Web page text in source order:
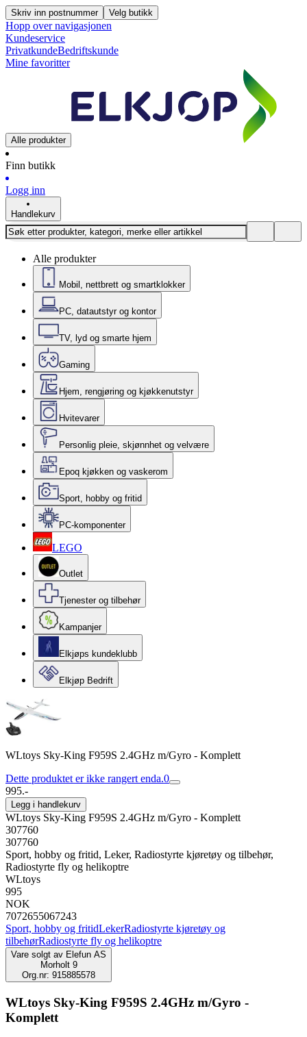
Skriv inn postnummer Velg butikk
Hopp over navigasjonen
Kundeservice
PrivatkundeBedriftskunde
Mine favoritter
Alle produkter
Finn butikk
Logg inn
Handlekurv
Alle produkter
Mobil, nettbrett og smartklokker
PC, datautstyr og kontor
TV, lyd og smarte hjem
Gaming
Hjem, rengjøring og kjøkkenutstyr
Hvitevarer
Personlig pleie, skjønnhet og velvære
Epoq kjøkken og vaskerom
Sport, hobby og fritid
PC-komponenter
LEGO
Outlet
Tjenester og tilbehør
Kampanjer
Elkjøps kundeklubb
Elkjøp Bedrift
WLtoys Sky-King F959S 2.4GHz m/Gyro - Komplett
Dette produktet er ikke rangert enda.0
995.-
Legg i handlekurv
WLtoys Sky-King F959S 2.4GHz m/Gyro - Komplett
307760
307760
Sport, hobby og fritid, Leker, Radiostyrte kjøretøy og tilbehør,
Radiostyrte fly og helikoptre
WLtoys
995
NOK
7072655067243
Sport, hobby og fritidLekerRadiostyrte kjøretøy og
tilbehørRadiostyrte fly og helikoptre
Vare solgt av Elefun AS
Morholt 9
Org.nr: 915885578
WLtoys Sky-King F959S 2.4GHz m/Gyro -
Komplett